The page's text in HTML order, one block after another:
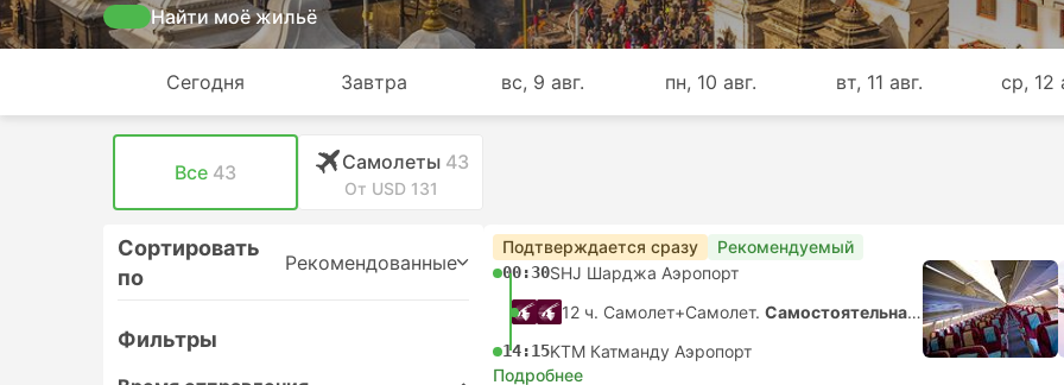
Найти моё жильё
Сегодня Завтра вс, 9 авг. пн, 10 авг. вт, 11 авг. ср, 12
Все 43 Самолеты 43
От USD 131
Сортировать
по
Рекомендованные
Фильтры
Подтверждается сразу Рекомендуемый
00:30SHJ Шарджа Аэропорт
12 ч. Самолет+Самолет. Самостоятельная пересадка
14:15KTM Катманду Аэропорт
Подробнее